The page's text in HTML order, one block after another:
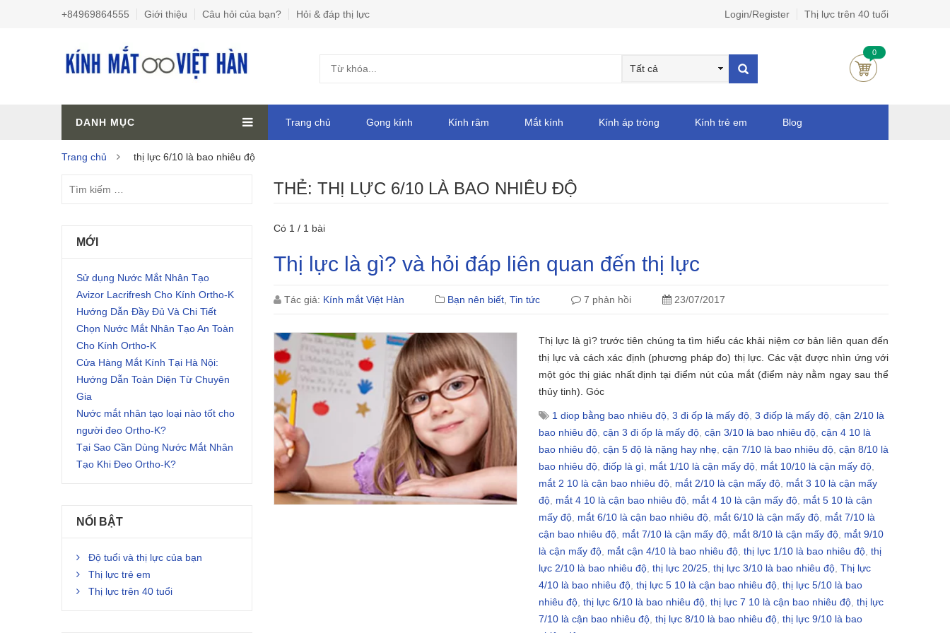
+84969864555 Giới thiệu Câu hỏi của bạn? Hỏi & đáp thị lực Login/Register Thị lực trên 40 tuổi
0
DANH MỤC Trang chủ Gọng kính Kính râm Mắt kính Kính áp tròng Kính trẻ em Blog
Trang chủ thị lực 6/10 là bao nhiêu độ
THẺ: THỊ LỰC 6/10 LÀ BAO NHIÊU ĐỘ
Có 1 / 1 bài
Thị lực là gì? và hỏi đáp liên quan đến thị lực
Tác giả: Kính mắt Việt Hàn Bạn nên biết Tin tức 7 phản hồi 23/07/2017
Thị lực là gì? trước tiên chúng ta tìm hiểu các khải niệm cơ bản liên quan đến
thị lực và cách xác định (phương pháp đo) thị lực. Các vật được nhìn ứng với
một góc thị giác nhất định tại điểm nút của mắt (điểm này nằm ngay sau thể
thủy tinh). Góc
1 diop bằng bao nhiêu độ 3 đi ốp là mấy độ 3 điốp là mấy độ cận 2/10 là
bao nhiêu độ cận 3 đi ốp là mấy độ cận 3/10 là bao nhiêu độ cận 4 10 là
bao nhiêu độ cận 5 độ là nặng hay nhẹ cận 7/10 là bao nhiêu độ cận 8/10 là
bao nhiêu độ điốp là gì mắt 1/10 là cận mấy độ mắt 10/10 là cận mấy độ
mắt 2 10 là cận bao nhiêu độ mắt 2/10 là cận mấy độ mắt 3 10 là cận mấy
độ mắt 4 10 là cận bao nhiêu độ mắt 4 10 là cận mấy độ mắt 5 10 là cận
mấy độ mắt 6/10 là cận bao nhiêu độ mắt 6/10 là cận mấy độ mắt 7/10 là
cận bao nhiêu độ mắt 7/10 là cận mấy độ mắt 8/10 là cận mấy độ mắt 9/10
là cận mấy độ mắt cận 4/10 là bao nhiêu độ thị lực 1/10 là bao nhiêu độ thị
lực 2/10 là bao nhiêu độ thị lực 20/25 thị lực 3/10 là bao nhiêu độ Thị lực
4/10 là bao nhiêu độ thị lực 5 10 là cận bao nhiêu độ thị lực 5/10 là bao
nhiêu độ thị lực 6/10 là bao nhiêu độ thị lực 7 10 là cận bao nhiêu độ thị lực
7/10 là cận bao nhiêu độ thị lực 8/10 là bao nhiêu độ thị lực 9/10 là bao
MỚI
Sử dụng Nước Mắt Nhân Tạo
Avizor Lacrifresh Cho Kính Ortho-K
Hướng Dẫn Đầy Đủ Và Chi Tiết
Chọn Nước Mắt Nhân Tạo An Toàn
Cho Kính Ortho-K
Cửa Hàng Mắt Kính Tại Hà Nội:
Hướng Dẫn Toàn Diện Từ Chuyên
Gia
Nước mắt nhân tạo loại nào tốt cho
người đeo Ortho-K?
Tại Sao Cần Dùng Nước Mắt Nhân
Tạo Khi Đeo Ortho-K?
NỔI BẬT
Độ tuổi và thị lực của bạn
Thị lực trẻ em
Thị lực trên 40 tuổi